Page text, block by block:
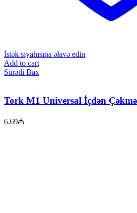
İstək siyahısına əlavə edin
Add to cart
Sürətli Bax
Tork M1 Universal İçdən
6.69₼